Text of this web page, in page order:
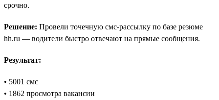
срочно.
Решение: Провели точечную смс-рассылку по базе резюме
hh.ru — водители быстро отвечают на прямые сообщения.
Результат:
• 5001 смс
• 1862 просмотра вакансии